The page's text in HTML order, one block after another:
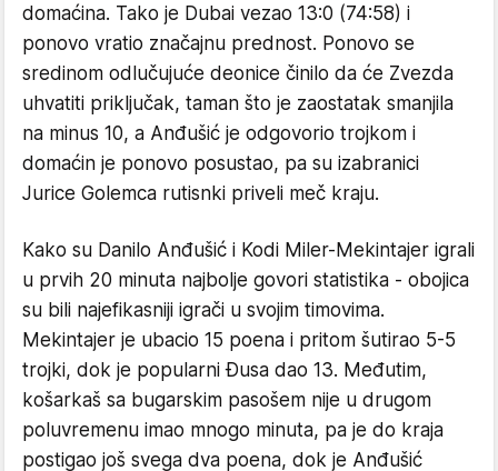
domaćina. Tako je Dubai vezao 13:0 (74:58) i
ponovo vratio značajnu prednost. Ponovo se
sredinom odlučujuće deonice činilo da će Zvezda
uhvatiti priključak, taman što je zaostatak smanjila
na minus 10, a Anđušić je odgovorio trojkom i
domaćin je ponovo posustao, pa su izabranici
Jurice Golemca rutisnki priveli meč kraju.
Kako su Danilo Anđušić i Kodi Miler-Mekintajer igrali
u prvih 20 minuta najbolje govori statistika - obojica
su bili najefikasniji igrači u svojim timovima.
Mekintajer je ubacio 15 poena i pritom šutirao 5-5
trojki, dok je popularni Đusa dao 13. Međutim,
košarkaš sa bugarskim pasošem nije u drugom
poluvremenu imao mnogo minuta, pa je do kraja
postigao još svega dva poena, dok je Anđušić